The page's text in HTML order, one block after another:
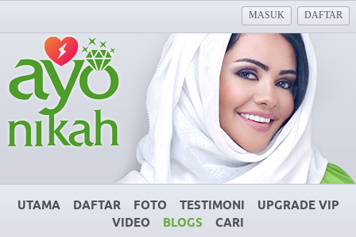
MASUK DAFTAR
UTAMA DAFTAR FOTO TESTIMONI
UPGRADE VIP
VIDEO
BLOGS CARI